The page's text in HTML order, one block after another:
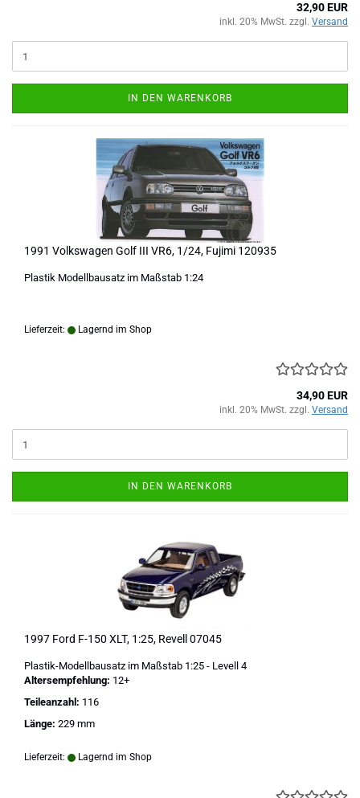
32,90 EUR
inkl. 20% MwSt. zzgl. Versand
IN DEN WARENKORB
1991 Volkswagen Golf III VR6, 1/24, Fujimi 120935
Plastik Modellbausatz im Maßstab 1:24
Lieferzeit: Lagernd im Shop
34,90 EUR
inkl. 20% MwSt. zzgl. Versand
IN DEN WARENKORB
1997 Ford F-150 XLT, 1:25, Revell 07045
Plastik-Modellbausatz im Maßstab 1:25 - Levell 4
Altersempfehlung: 12+
Teileanzahl: 116
Länge: 229 mm
Lieferzeit: Lagernd im Shop